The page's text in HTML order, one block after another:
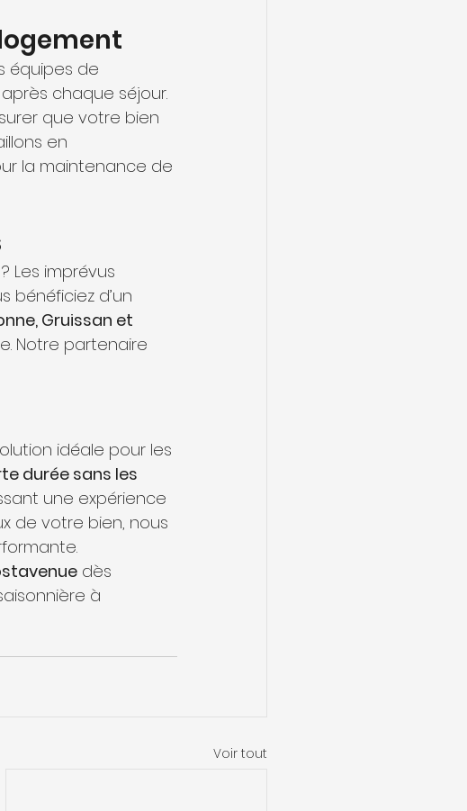
équipes de
chaque séjour.
que votre bien
en
la maintenance de
Les imprévus
bénéficiez d’un
Gruissan et
Notre partenaire
idéale pour les
durée sans les
une expérience
de votre bien, nous
dès
à
Voir tout